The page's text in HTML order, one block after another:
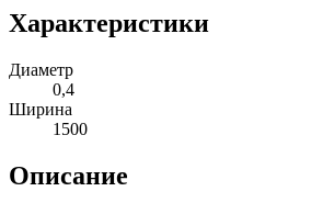
Характеристики
Диаметр
0,4
Ширина
1500
Описание